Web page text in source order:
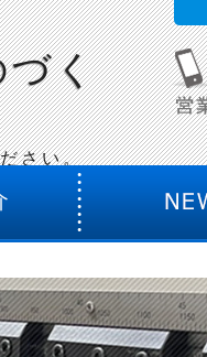
づく
さい。